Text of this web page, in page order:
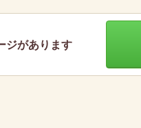
ジがあります